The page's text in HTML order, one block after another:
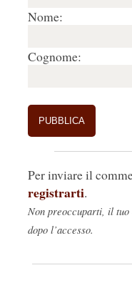
Nome:
Cognome:
Per inviare il
registrarti.
Non preoccuparti, il
dopo l’accesso.